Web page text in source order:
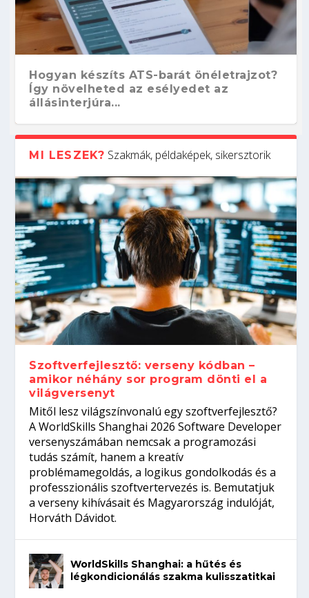
Hogyan készíts ATS-barát önéletrajzot?
Így növelheted az esélyedet az
állásinterjúra...
Kitalálod, mire használják ezeket a
gépeket?
Nem sikerült az egyetemi felvételi?
Tanulj szakmát!
Szoftverfejlesztő: verseny kódban –
amikor néhány sor program dönti el a
világversenyt...
Digitális detox – hogyan kapcsolódj ki
telefon nélkül?
MI LESZEK? Szakmák, példaképek, sikersztorik
Szoftverfejlesztő: verseny kódban –
amikor néhány sor program dönti el a
világversenyt
Mitől lesz világszínvonalú egy szoftverfejlesztő?
A WorldSkills Shanghai 2026 Software Developer
versenyszámában nemcsak a programozási
tudás számít, hanem a kreatív
problémamegoldás, a logikus gondolkodás és a
professzionális szoftvertervezés is. Bemutatjuk
a verseny kihívásait és Magyarország indulóját,
Horváth Dávidot.
WorldSkills Shanghai: a hűtés és
légkondicionálás szakma kulisszatitkai